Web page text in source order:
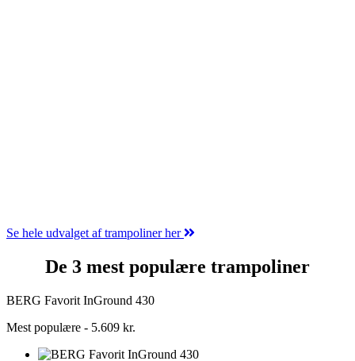
Se hele udvalget af trampoliner her
De 3 mest populære trampoliner
BERG Favorit InGround 430
Mest populære - 5.609 kr.